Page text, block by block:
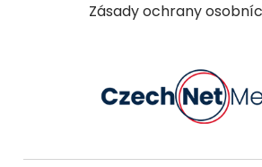
Zásady ochrany